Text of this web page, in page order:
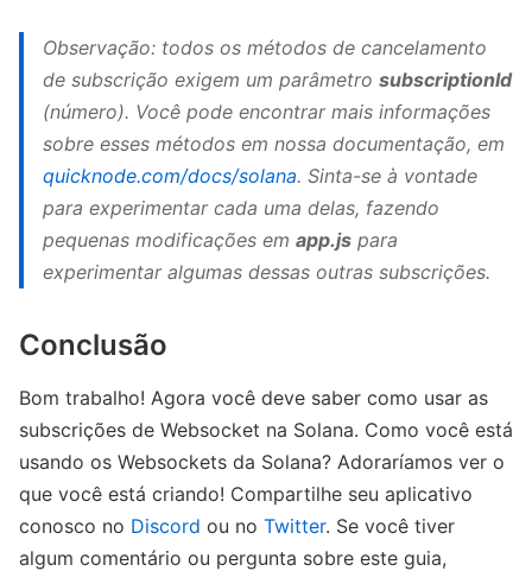
Observação: todos os métodos de cancelamento
de subscrição exigem um parâmetro subscriptionId
(número). Você pode encontrar mais informações
sobre esses métodos em nossa documentação, em
quicknode.com/docs/solana. Sinta-se à vontade
para experimentar cada uma delas, fazendo
pequenas modificações em app.js para
experimentar algumas dessas outras subscrições.
Conclusão
Bom trabalho! Agora você deve saber como usar as
subscrições de Websocket na Solana. Como você está
usando os Websockets da Solana? Adoraríamos ver o
que você está criando! Compartilhe seu aplicativo
conosco no Discord ou no Twitter. Se você tiver
algum comentário ou pergunta sobre este guia,